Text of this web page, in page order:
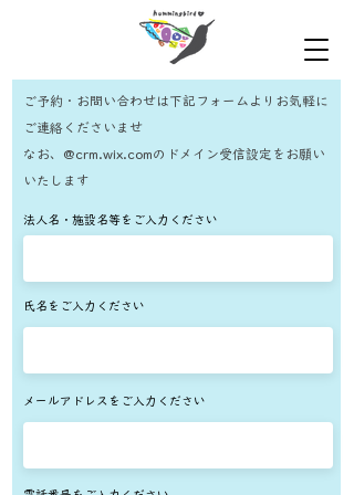
ご予約・お問い合わせは下記フォームよりお気軽に
ご連絡くださいませ
​なお、@crm.wix.comのドメイン受信設定をお願い
いたします
法人名・施設名等をご入力ください
氏名をご入力ください
メールアドレスをご入力ください